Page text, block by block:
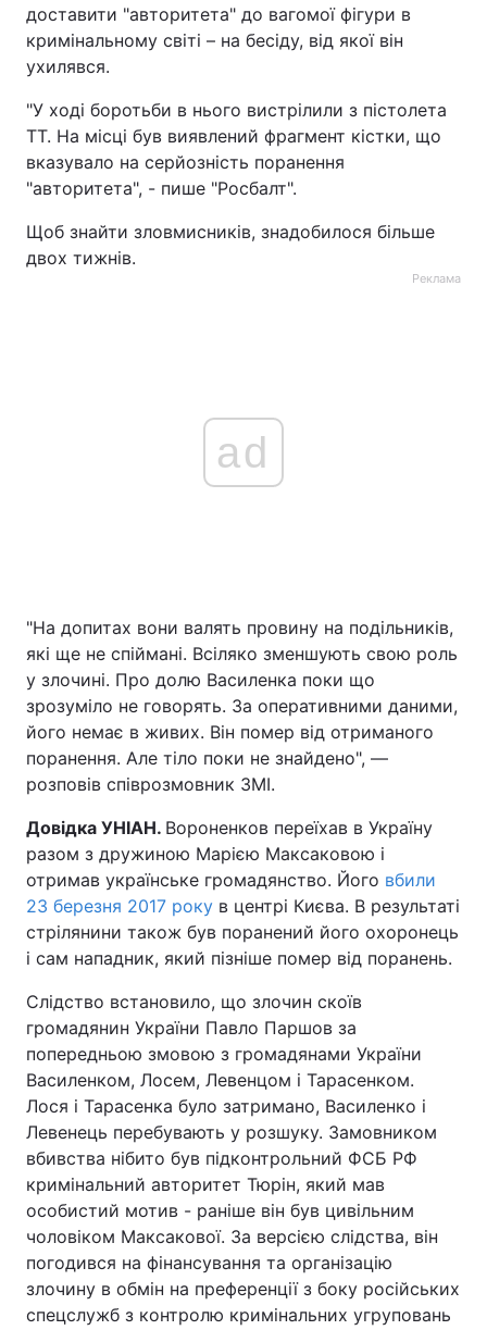
доставити "авторитета" до вагомої фігури в
кримінальному світі – на бесіду, від якої він
ухилявся.
"У ході боротьби в нього вистрілили з пістолета
ТТ. На місці був виявлений фрагмент кістки, що
вказувало на серйозність поранення
"авторитета", - пише "Росбалт".
Щоб знайти зловмисників, знадобилося більше
двох тижнів.
Реклама
ad
"На допитах вони валять провину на подільників,
які ще не спіймані. Всіляко зменшують свою роль
у злочині. Про долю Василенка поки що
зрозуміло не говорять. За оперативними даними,
його немає в живих. Він помер від отриманого
поранення. Але тіло поки не знайдено", —
розповів співрозмовник ЗМІ.
Довідка УНІАН. Вороненков переїхав в Україну
разом з дружиною Марією Максаковою і
отримав українське громадянство. Його вбили
23 березня 2017 року в центрі Києва. В результаті
стрілянини також був поранений його охоронець
і сам нападник, який пізніше помер від поранень.
Слідство встановило, що злочин скоїв
громадянин України Павло Паршов за
попередньою змовою з громадянами України
Василенком, Лосем, Левенцом і Тарасенком.
Лося і Тарасенка було затримано, Василенко і
Левенець перебувають у розшуку. Замовником
вбивства нібито був підконтрольний ФСБ РФ
кримінальний авторитет Тюрін, який мав
особистий мотив - раніше він був цивільним
чоловіком Максакової. За версією слідства, він
погодився на фінансування та організацію
злочину в обмін на преференції з боку російських
спецслужб з контролю кримінальних угруповань